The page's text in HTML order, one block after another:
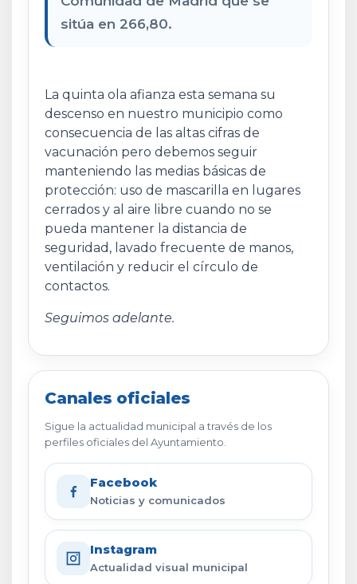
sitúa en 266,80.
La quinta ola afianza esta semana su
descenso en nuestro municipio como
consecuencia de las altas cifras de
vacunación pero debemos seguir
manteniendo las medias básicas de
protección: uso de mascarilla en lugares
cerrados y al aire libre cuando no se
pueda mantener la distancia de
seguridad, lavado frecuente de manos,
ventilación y reducir el círculo de
contactos.
Seguimos adelante.
Canales oficiales
Sigue la actualidad municipal a través de los
perfiles oficiales del Ayuntamiento.
Facebook
Noticias y comunicados
Instagram
Actualidad visual municipal